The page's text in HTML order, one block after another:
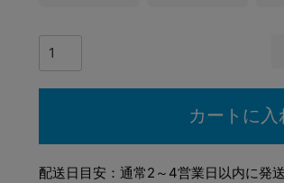
カートに入
配送日目安：通常2～4営業日以内に発